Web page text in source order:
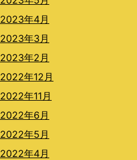
2023年4月
2023年3月
2023年2月
2022年12月
2022年11月
2022年6月
2022年5月
2022年4月